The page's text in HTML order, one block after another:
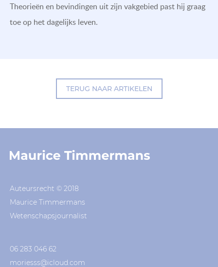
Theorieën en bevindingen uit zijn vakgebied past hij graag
toe op het dagelijks leven.
TERUG NAAR ARTIKELEN
Auteursrecht © 2018
Maurice Timmermans
Wetenschapsjournalist
06 283 046 62
moriesss@icloud.com